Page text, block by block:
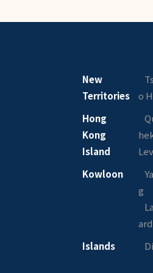
New
Territories
o
Hong
Kong
Island
Kowloon
g
ard
Islands